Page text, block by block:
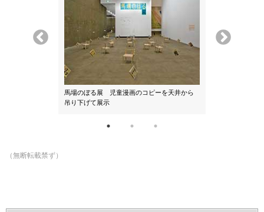
馬場のぼる展 児童漫画のコピーを天井から
吊り下げて展示
（無断転載禁ず）